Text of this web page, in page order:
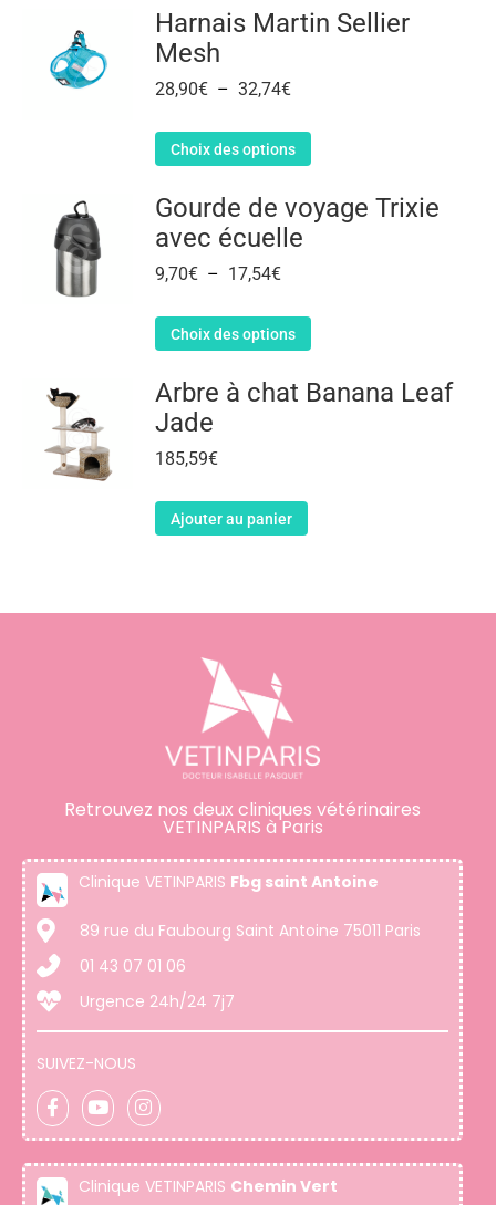
Harnais Martin Sellier
Mesh
28,90€ – 32,74€
Choix des options
Gourde de voyage Trixie
avec écuelle
9,70€ – 17,54€
Choix des options
Arbre à chat Banana Leaf
Jade
185,59€
Ajouter au panier
Retrouvez nos deux cliniques vétérinaires
VETINPARIS à Paris
Clinique VETINPARIS Fbg saint Antoine
89 rue du Faubourg Saint Antoine 75011 Paris
01 43 07 01 06
Urgence 24h/24 7j7
SUIVEZ-NOUS
Clinique VETINPARIS Chemin Vert